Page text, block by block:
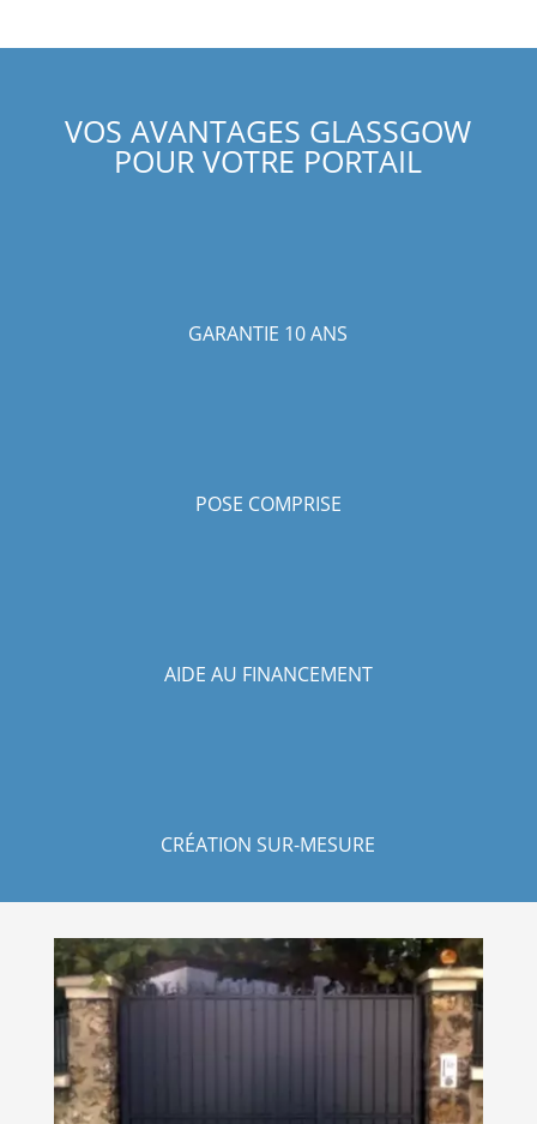
VOS AVANTAGES GLASSGOW
POUR VOTRE PORTAIL
GARANTIE 10 ANS
POSE COMPRISE
AIDE AU FINANCEMENT
CRÉATION SUR-MESURE